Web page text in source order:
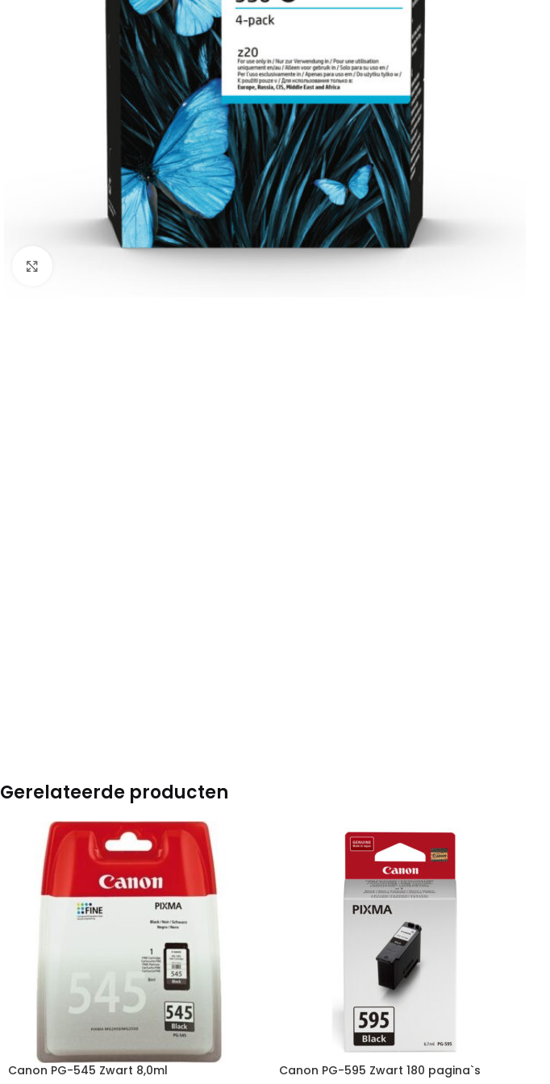
Gerelateerde producten
Canon PG-545 Zwart 8,0ml Canon PG-595 Zwart 180 pagina`s